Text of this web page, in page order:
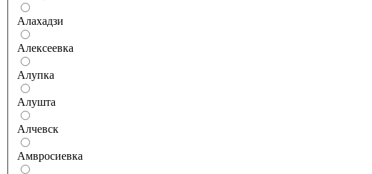
Алахадзи
Алексеевка
Алупка
Алушта
Алчевск
Амвросиевка